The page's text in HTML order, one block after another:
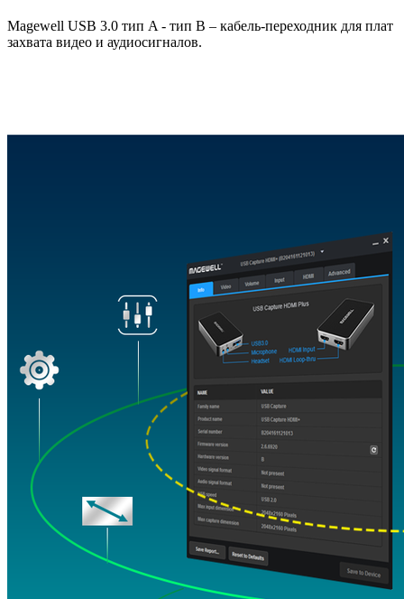
Magewell USB 3.0 тип A - тип B – кабель-переходник для плат
захвата видео и аудиосигналов.